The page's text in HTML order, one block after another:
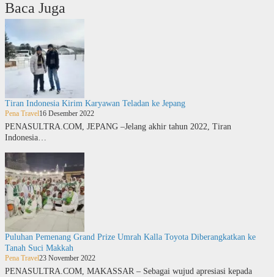
Baca Juga
Tiran Indonesia Kirim Karyawan Teladan ke Jepang
Pena Travel16 Desember 2022
PENASULTRA.COM, JEPANG –Jelang akhir tahun 2022, Tiran
Indonesia…
Puluhan Pemenang Grand Prize Umrah Kalla Toyota Diberangkatkan ke
Tanah Suci Makkah
Pena Travel23 November 2022
PENASULTRA.COM, MAKASSAR – Sebagai wujud apresiasi kepada